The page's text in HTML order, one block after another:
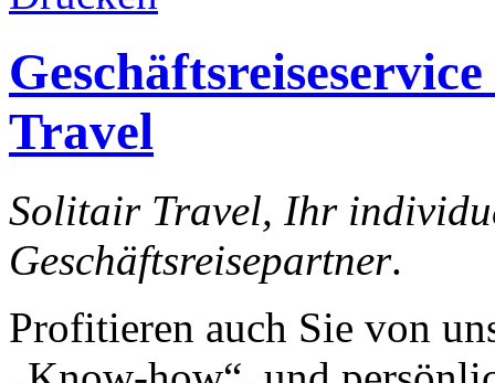
Travel
Solitair Travel, Ihr
Geschäftsreisepartner.
Profitieren auch Sie von